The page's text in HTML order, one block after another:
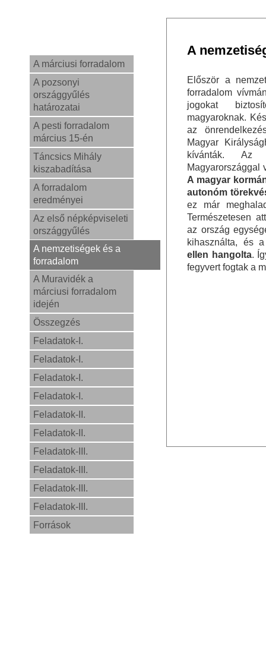
A márciusi forradalom
A pozsonyi
országgyűlés
határozatai
A pesti forradalom
március 15-én
Táncsics Mihály
kiszabadítása
A forradalom
eredményei
Az első népképviseleti
országgyűlés
A nemzetiségek és a
forradalom
A Muravidék a
márciusi forradalom
idején
Összegzés
Feladatok-I.
Feladatok-I.
Feladatok-I.
Feladatok-I.
Feladatok-II.
Feladatok-II.
Feladatok-III.
Feladatok-III.
Feladatok-III.
Feladatok-III.
Források
A
Először a
forradalom
jogokat
magyaroknak.
az
Magyar
kívánták.
Magyarországgal
A magyar
autonóm
ez már
Természetesen
az ország
kihasználta, és
ellen hangolta.
fegyvert fogtak a